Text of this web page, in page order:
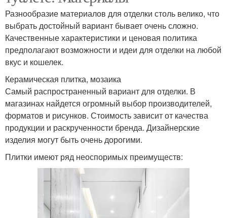
Разнообразие материалов для отделки столь велико, что
выбрать достойный вариант бывает очень сложно.
Качественные характеристики и ценовая политика
предполагают возможности и идеи для отделки на любой
вкус и кошелек.
Керамическая плитка, мозаика
Самый распространенный вариант для отделки. В
магазинах найдется огромный выбор производителей,
форматов и рисунков. Стоимость зависит от качества
продукции и раскрученности бренда. Дизайнерские
изделия могут быть очень дорогими.
Плитки имеют ряд неоспоримых преимуществ: